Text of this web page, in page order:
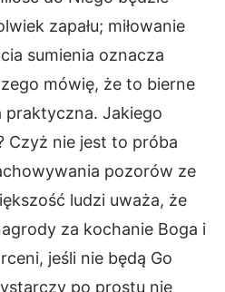
zapału; miłowanie
sumienia oznacza
mówię, że to bierne
praktyczna. Jakiego
Czyż nie jest to próba
pozorów ze
ludzi uważa, że
za kochanie Boga i
jeśli nie będą Go
po prostu nie